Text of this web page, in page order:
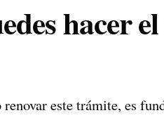
hacer
este trámite, es